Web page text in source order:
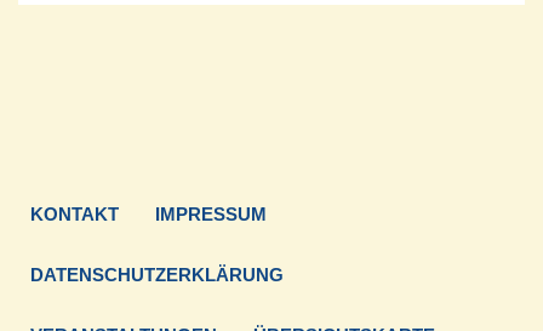
KONTAKT IMPRESSUM
DATENSCHUTZERKLÄRUNG